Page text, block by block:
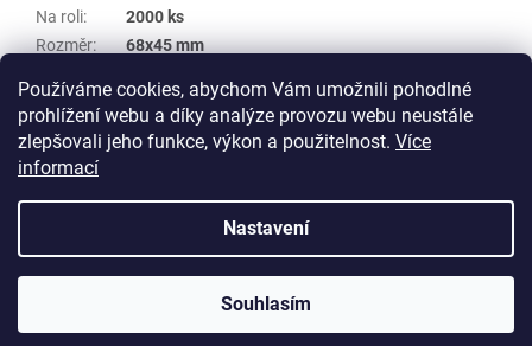
Používáme cookies, abychom Vám umožnili pohodlné
prohlížení webu a díky analýze provozu webu neustále
zlepšovali jeho funkce, výkon a použitelnost. Více
informací
Nastavení
Souhlasím
Na roli:
2000 ks
Rozměr: 68x45 mm
Skupina:
lepidlem WHP #442
vyhrazena.